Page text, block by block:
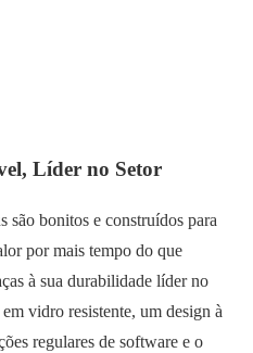
Líder no Setor
são bonitos e construídos para
por mais tempo do que
à sua durabilidade líder no
vidro resistente, um design à
regulares de software e o